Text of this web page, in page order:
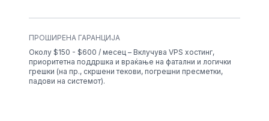
ПРОШИРЕНА ГАРАНЦИЈА
Околу $150 - $600 / месец – Вклучува VPS хостинг,
приоритетна поддршка и враќање на фатални и логички
грешки (на пр., скршени текови, погрешни пресметки,
падови на системот).